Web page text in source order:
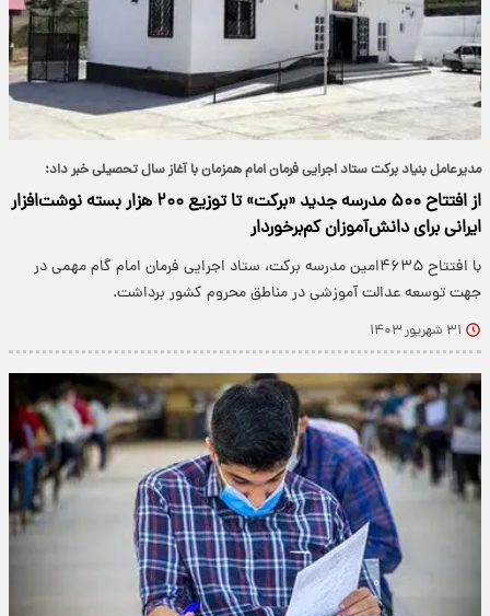
مدیرعامل بنیاد برکت ستاد اجرایی فرمان امام همزمان با آغاز سال تحصیلی خبر داد:
از افتتاح ۵۰۰ مدرسه جدید «برکت» تا توزیع ۲۰۰ هزار بسته نوشت‌افزار
ایرانی برای دانش‌آموزان کم‌برخوردار
با افتتاح ۴۶۳۵امین مدرسه برکت، ستاد اجرایی فرمان امام گام مهمی در
جهت توسعه عدالت آموزشی در مناطق محروم کشور برداشت.
۳۱ شهریور ۱۴۰۳